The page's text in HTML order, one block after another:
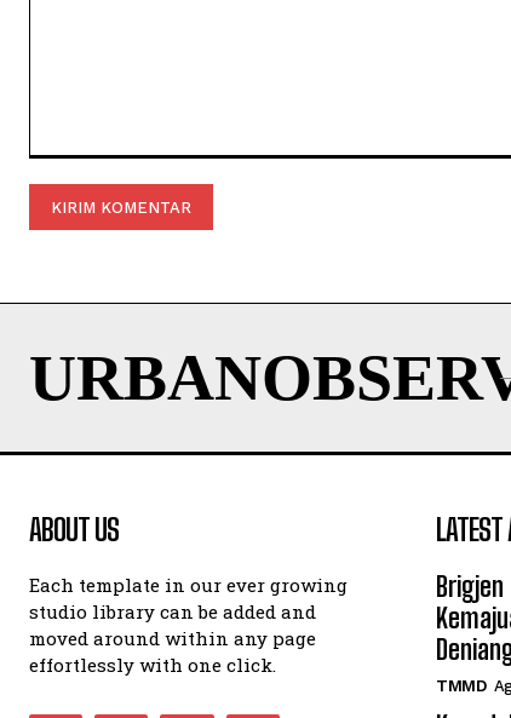
ABOUT US
Each template in our ever growing
studio library can be added and
moved around within any page
effortlessly with one click.
TMMD